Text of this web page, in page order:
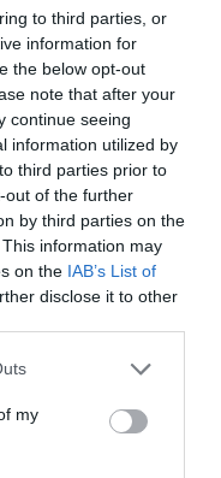
to third parties, or
information for
the below opt-out
note that after your
continue seeing
information utilized by
third parties prior to
out of the further
by third parties on the
information may
on the IAB’s List of
disclose it to other
one or more Google
You may click to
third-party tags to
in below Google
my